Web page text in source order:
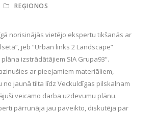
REĢIONOS
norisinājās vietējo ekspertu tikšanās ar
jeb “Urban links 2 Landscape”
izstrādātājiem SIA Grupa93”.
ar pieejamiem materiāliem,
no jaunā tilta līdz Veckuldīgas pilskalnam
veicamo darba uzdevumu plānu.
pārrunāja jau paveikto, diskutēja par